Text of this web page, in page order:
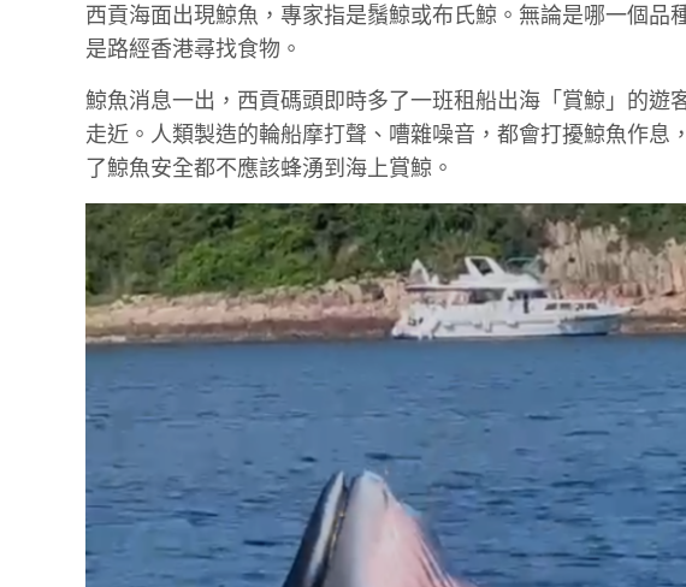
西貢海面出現鯨魚，專家指是鬚鯨或布氏鯨。無論是哪一個
是路經香港尋找食物。
鯨魚消息一出，西貢碼頭即時多了一班租船出海「賞鯨」的
走近。人類製造的輪船摩打聲、嘈雜噪音，都會打擾鯨魚作
了鯨魚安全都不應該蜂湧到海上賞鯨。